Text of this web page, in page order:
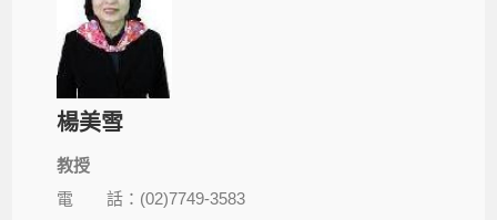
楊美雪
教授
電 話：(02)7749-3583